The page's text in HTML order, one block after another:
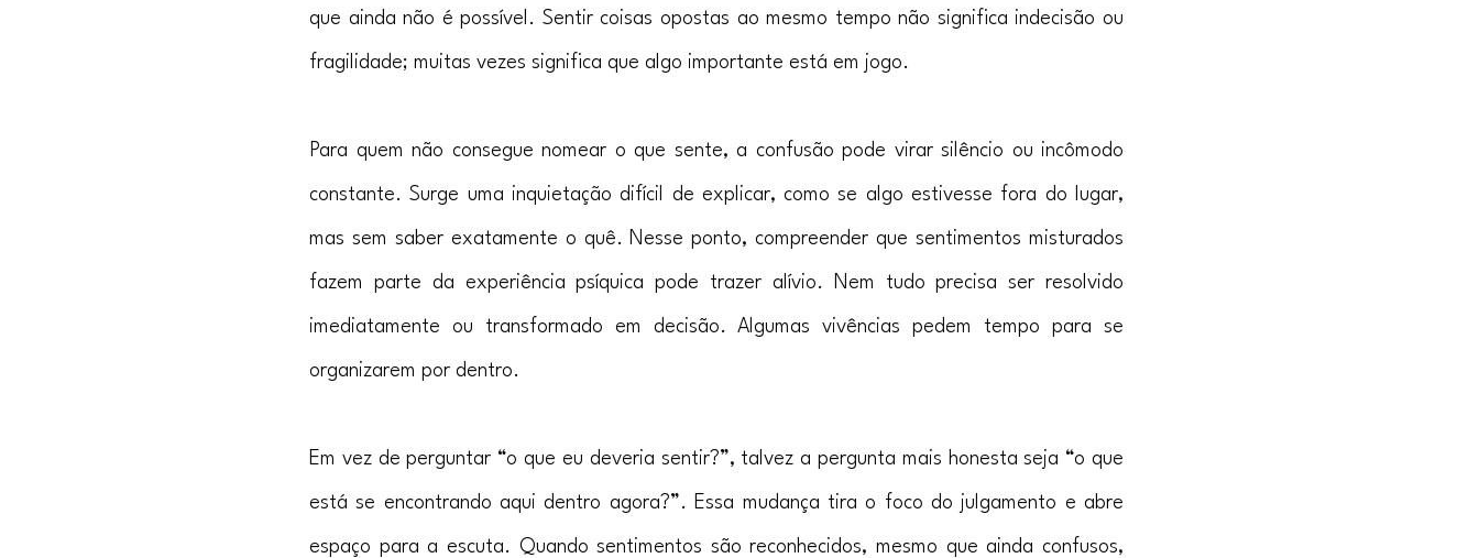
que ainda não é possível. Sentir coisas opostas ao mesmo tempo não significa indecisão ou
fragilidade; muitas vezes significa que algo importante está em jogo.
Para quem não consegue nomear o que sente, a confusão pode virar silêncio ou incômodo
constante. Surge uma inquietação difícil de explicar, como se algo estivesse fora do lugar,
mas sem saber exatamente o quê. Nesse ponto, compreender que sentimentos misturados
fazem parte da experiência psíquica pode trazer alívio. Nem tudo precisa ser resolvido
imediatamente ou transformado em decisão. Algumas vivências pedem tempo para se
organizarem por dentro.
Em vez de perguntar “o que eu deveria sentir?”, talvez a pergunta mais honesta seja “o que
está se encontrando aqui dentro agora?”. Essa mudança tira o foco do julgamento e abre
espaço para a escuta. Quando sentimentos são reconhecidos, mesmo que ainda confusos,